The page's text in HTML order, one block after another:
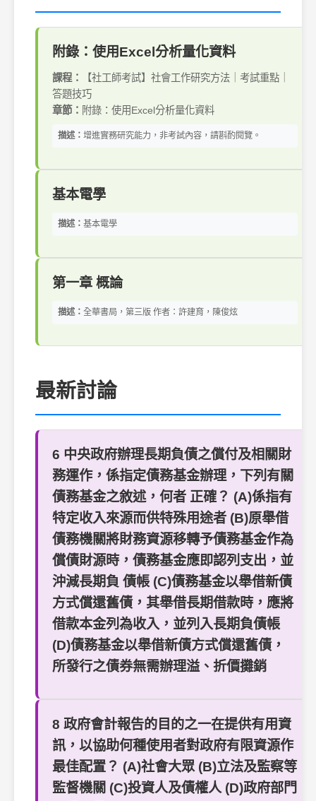
附錄：使用Excel分析量化資料
課程：
【社工師考試】社會工作研究方法｜考試重點｜
答題技巧
章節： 附錄：使用Excel分析量化資料
描述： 增進實務研究能力，非考試內容，請斟酌閱覽。
基本電學
描述： 基本電學
第一章 概論
描述： 全華書局，第三版 作者：許建育，陳俊炫
最新討論
6 中央政府辦理長期負債之償付及相關財
務運作，係指定債務基金辦理，下列有關
債務基金之敘述，何者 正確？ (A)係指有
特定收入來源而供特殊用途者 (B)原舉借
債務機關將財務資源移轉予債務基金作為
償債財源時，債務基金應即認列支出，並
沖減長期負 債帳 (C)債務基金以舉借新債
方式償還舊債，其舉借長期借款時，應將
借款本金列為收入，並列入長期負債帳
(D)債務基金以舉借新債方式償還舊債，
所發行之債券無需辦理溢、折價攤銷
8 政府會計報告的目的之一在提供有用資
訊，以協助何種使用者對政府有限資源作
最佳配置？ (A)社會大眾 (B)立法及監察等
監督機關 (C)投資人及債權人 (D)政府部門